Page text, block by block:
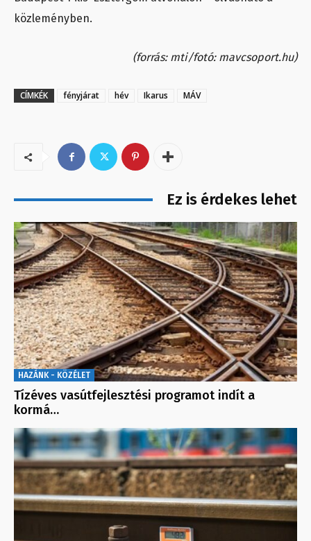
közleményben.
(forrás: mti/fotó: mavcsoport.hu)
CÍMKÉK fényjárat hév Ikarus MÁV
Ez is érdekes lehet
HAZÁNK - KÖZÉLET
Tízéves vasútfejlesztési programot indít a
kormá…